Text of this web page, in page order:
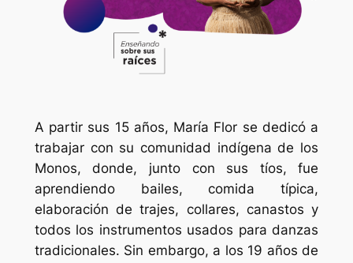
A partir sus 15 años, María Flor se dedicó a
trabajar con su comunidad indígena de los
Monos, donde, junto con sus tíos, fue
aprendiendo bailes, comida típica,
elaboración de trajes, collares, canastos y
todos los instrumentos usados para danzas
tradicionales. Sin embargo, a los 19 años de